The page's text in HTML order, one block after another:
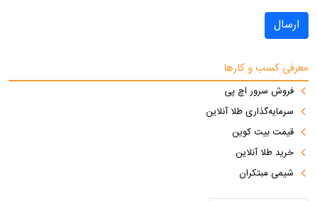
ارسال
معرفی کسب و کارها
فروش سرور اچ پی
سرمایه‌گذاری طلا آنلاین
قیمت بیت کوین
خرید طلا آنلاین
شیمی مبتکران